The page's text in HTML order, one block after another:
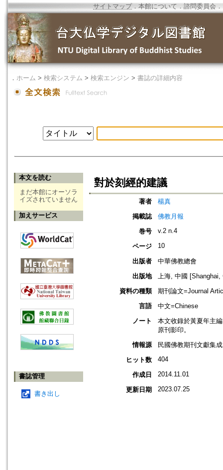
サイトマップ．本館について ． 諮問委員会 ．
． ホーム > 検索システム > 検索エンジン > 書誌の詳細内容
本文を読む
まだ本館にオーソラ
イズされていません
加えサービス
書誌管理
書き出し
對於刻經的建議
著者
楊真
掲載誌
佛教月報
巻号
v.2 n.4
ページ 10
出版者
中華佛教總會
出版地
上海, 中國 [Shanghai,
資料の種類
期刊論文=Journal
言語
中文=Chinese
ノート
本文收錄於黃夏年主
原刊影印。
情報源
民國佛教期刊文獻集
ヒット数
404
作成日 2014.11.01
更新日期 2023.07.25